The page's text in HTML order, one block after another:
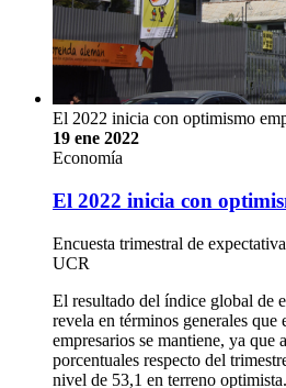
El 2022 inicia con optimismo
19 ene 2022
Economía
El 2022 inicia con
Encuesta trimestral de
UCR
El resultado del índice global de
revela en términos generales que
empresarios se mantiene, ya que
porcentuales respecto del
nivel de 53,1 en terreno